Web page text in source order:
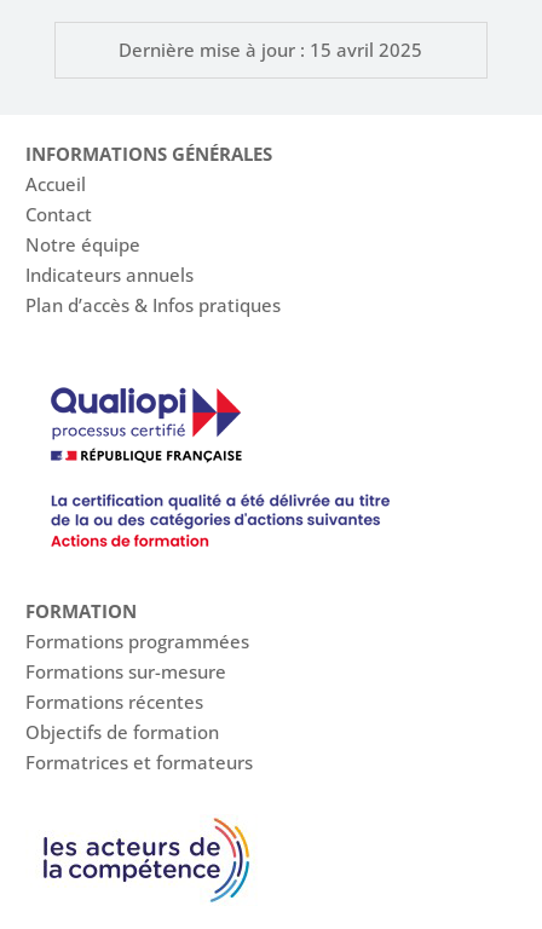
Dernière mise à jour : 15 avril 2025
INFORMATIONS GÉNÉRALES
Accueil
Contact
Notre équipe
Indicateurs annuels
Plan d’accès & Infos pratiques
FORMATION
Formations programmées
Formations sur-mesure
Formations récentes
Objectifs de formation
Formatrices et formateurs